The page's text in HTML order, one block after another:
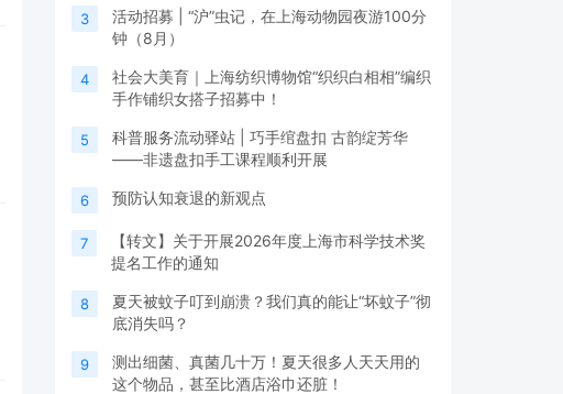
3
活动招募 | “沪”虫记，在上海动物园夜游100分
钟（8月）
4
社会大美育｜上海纺织博物馆“织织白相相”编织
手作铺织女搭子招募中！
5
科普服务流动驿站 | 巧手绾盘扣 古韵绽芳华
——非遗盘扣手工课程顺利开展
6 预防认知衰退的新观点
7
【转文】关于开展2026年度上海市科学技术奖
提名工作的通知
8
夏天被蚊子叮到崩溃？我们真的能让“坏蚊子”彻
底消失吗？
9
测出细菌、真菌几十万！夏天很多人天天用的
这个物品，甚至比酒店浴巾还脏！